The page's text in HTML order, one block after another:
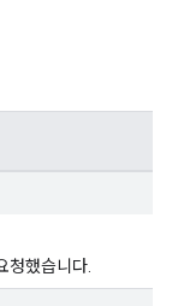
청했습니다.